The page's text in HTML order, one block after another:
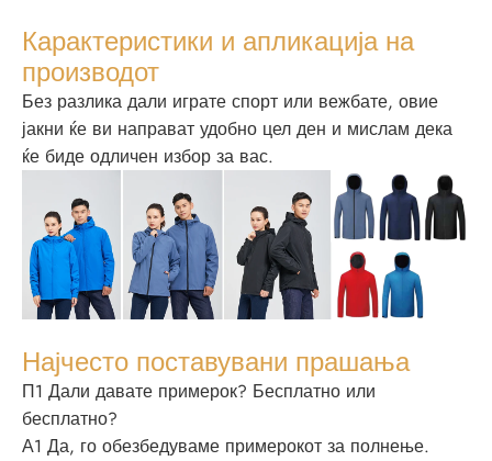
Карактеристики и апликација на
производот
Без разлика дали играте спорт или вежбате, овие
јакни ќе ви направат удобно цел ден и мислам дека
ќе биде одличен избор за вас.
Најчесто поставувани прашања
П1 Дали давате примерок? Бесплатно или
бесплатно?
А1 Да, го обезбедуваме примерокот за полнење.